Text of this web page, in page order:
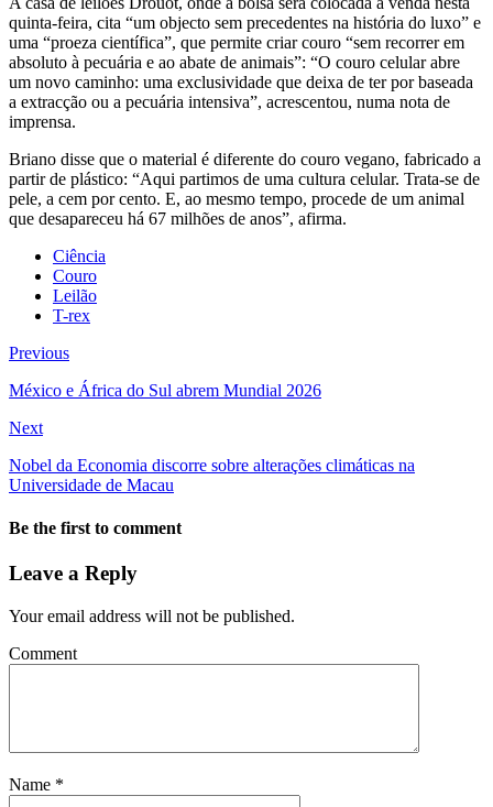
quinta-feira, cita “um objecto sem precedentes na história do luxo” e
uma “proeza científica”, que permite criar couro “sem recorrer em
absoluto à pecuária e ao abate de animais”: “O couro celular abre
um novo caminho: uma exclusividade que deixa de ter por baseada
a extracção ou a pecuária intensiva”, acrescentou, numa nota de
imprensa.
Briano disse que o material é diferente do couro vegano, fabricado a
partir de plástico: “Aqui partimos de uma cultura celular. Trata-se de
pele, a cem por cento. E, ao mesmo tempo, procede de um animal
que desapareceu há 67 milhões de anos”, afirma.
Ciência
Couro
Leilão
T-rex
Previous
México e África do Sul abrem Mundial 2026
Next
Nobel da Economia discorre sobre alterações climáticas na
Universidade de Macau
Be the first to comment
Leave a Reply
Your email address will not be published.
Comment
Name *